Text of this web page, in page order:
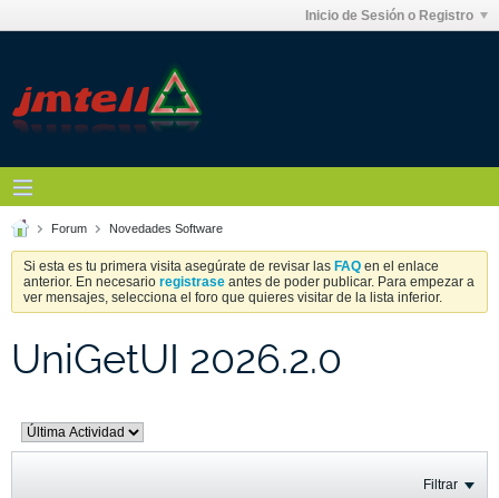
Inicio de Sesión o Registro
Forum Novedades Software
Si esta es tu primera visita asegúrate de revisar las FAQ en el enlace
anterior. En necesario registrase antes de poder publicar. Para empezar a
ver mensajes, selecciona el foro que quieres visitar de la lista inferior.
UniGetUI 2026.2.0
Filtrar